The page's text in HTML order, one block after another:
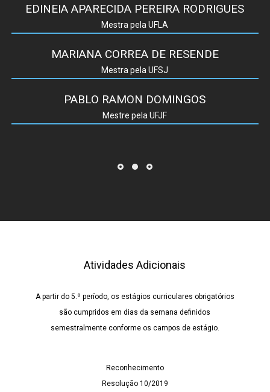
EDINEIA APARECIDA PEREIRA RODRIGUES
Mestra pela UFLA
MARIANA CORREA DE RESENDE
Mestra pela UFSJ
PABLO RAMON DOMINGOS
Mestre pela UFJF
Atividades Adicionais
A partir do 5.º período, os estágios curriculares obrigatórios
são cumpridos em dias da semana definidos
semestralmente conforme os campos de estágio.
Reconhecimento
Resolução 10/2019